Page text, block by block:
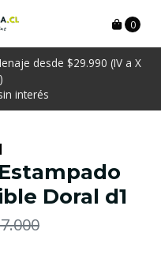
desde $29.990 (IV a X
interés
0
Doral d1